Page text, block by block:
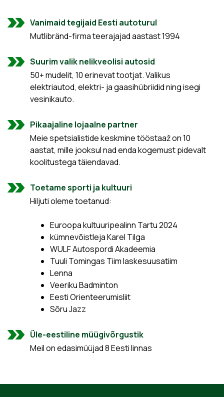
Vanimaid tegijaid Eesti autoturul
Mutlibränd-firma teerajajad aastast 1994
Suurim valik nelikveolisi autosid
50+ mudelit, 10 erinevat tootjat. Valikus
elektriautod, elektri- ja gaasihübriidid ning isegi
vesinikauto.
Pikaajaline lojaalne partner
Meie spetsialistide keskmine tööstaaž on 10
aastat, mille jooksul nad enda kogemust pidevalt
koolitustega täiendavad.
Toetame sporti ja kultuuri
Hiljuti oleme toetanud:
Euroopa kultuuripealinn Tartu 2024
kümnevõistleja Karel Tilga
WULF Autospordi Akadeemia
Tuuli Tomingas Tiim laskesuusatiim
Lenna
Veeriku Badminton
Eesti Orienteerumisliit
Sõru Jazz
Üle-eestiline müügivõrgustik
Meil on edasimüüjad 8 Eesti linnas